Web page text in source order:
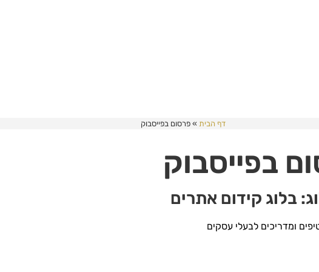
דף הבית » פרסום בפייסבוק
בפייסבוק
בלוג קידום אתרים
ומדריכים לבעלי עסקים